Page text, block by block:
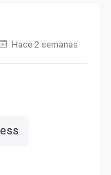
Hace 2 semanas